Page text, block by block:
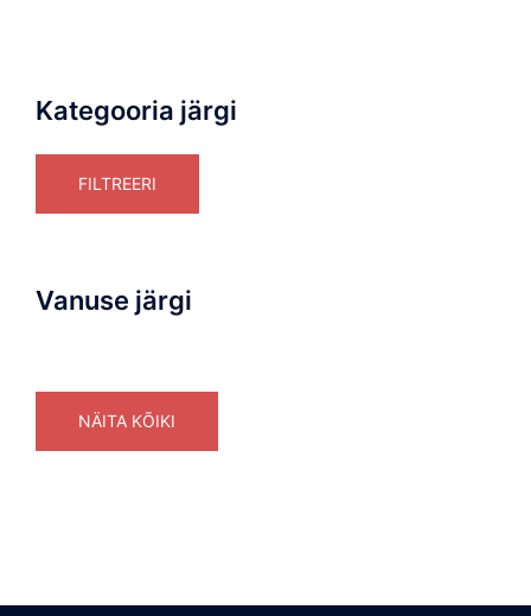
Kategooria järgi
FILTREERI
Vanuse järgi
NÄITA KÕIKI